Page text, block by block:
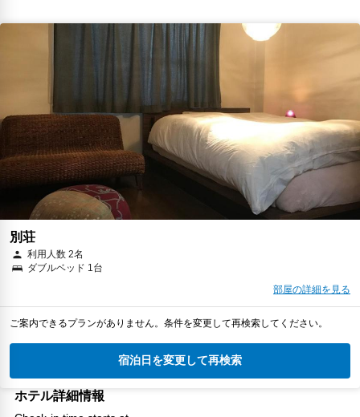
別荘
利用人数 2名
ダブルベッド 1台
部屋の詳細を見る
ご案内できるプランがありません。条件を変更して再検索してください。
宿泊日を変更して再検索
ホテル詳細情報